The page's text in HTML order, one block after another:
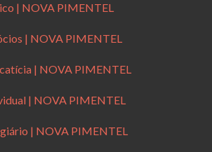
| NOVA PIMENTEL
| NOVA PIMENTEL
| NOVA PIMENTEL
| NOVA PIMENTEL
| NOVA PIMENTEL